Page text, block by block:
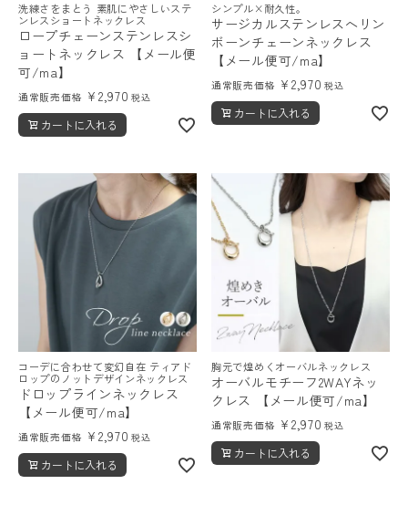
洗練さをまとう 素肌にやさしいステ
ンレスショートネックレス
ロープチェーンステンレスシ
ョートネックレス 【メール便
可/ma】
通常販売価格 ¥ 2,970 税込
カートに入れる
シンプル×耐久性。
サージカルステンレスヘリン
ボーンチェーンネックレス
【メール便可/ma】
通常販売価格 ¥ 2,970 税込
カートに入れる
コーデに合わせて変幻自在 ティアド
ロップのノットデザインネックレス
ドロップラインネックレス
【メール便可/ma】
通常販売価格 ¥ 2,970 税込
カートに入れる
胸元で煌めくオーバルネックレス
オーバルモチーフ2WAYネッ
クレス 【メール便可/ma】
通常販売価格 ¥ 2,970 税込
カートに入れる